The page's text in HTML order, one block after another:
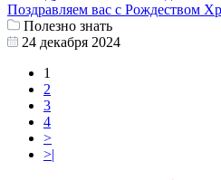
Поздравляем вас с Рождеством
Полезно знать
24 декабря 2024
1
2
3
4
>
>|